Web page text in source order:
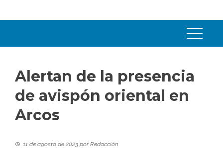
Alertan de la presencia
de avispón oriental en
Arcos
11 de agosto de 2023 porRedacción